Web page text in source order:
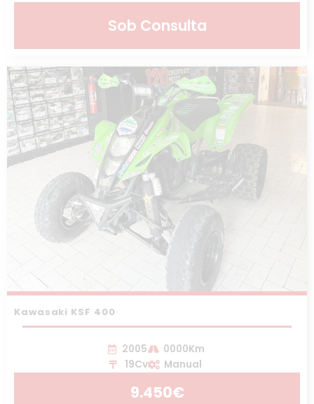
Sob Consulta
Kawasaki KSF 400
2005
0000Km
19Cv
Manual
9.450€